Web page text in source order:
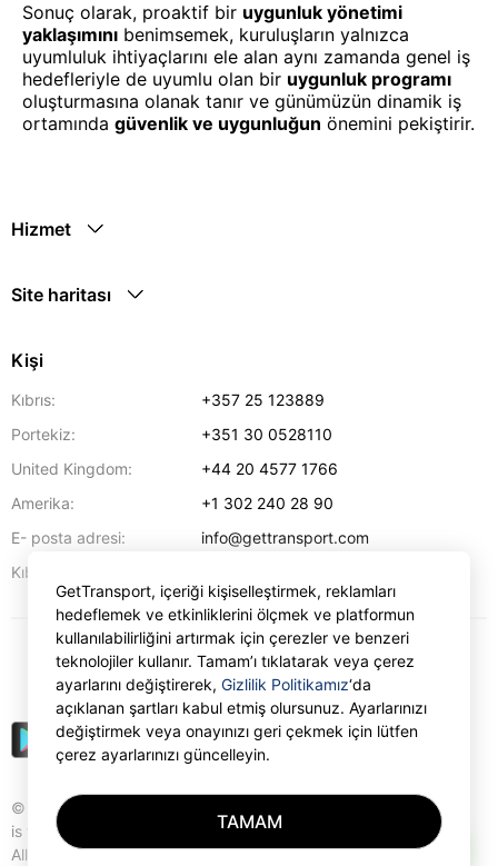
Sonuç olarak, proaktif bir uygunluk yönetimi
yaklaşımını benimsemek, kuruluşların yalnızca
uyumluluk ihtiyaçlarını ele alan aynı zamanda genel iş
hedefleriyle de uyumlu olan bir uygunluk programı
oluşturmasına olanak tanır ve günümüzün dinamik iş
ortamında güvenlik ve uygunluğun önemini pekiştirir.
Hizmet
Site haritası
Kişi
Kıbrıs:
+357 25 123889
Portekiz:
+351 30 0528110
United Kingdom:
+44 20 4577 1766
Amerika:
+1 302 240 28 90
E- posta adresi:
info@gettransport.com
Kıbrıs:
© Gettransport International Limited. GetTransport®
is trademark of Gettransport International Limited.
All rights reserved.
TRY
GetTransport, içeriği kişiselleştirmek, reklamları
hedeflemek ve etkinliklerini ölçmek ve platformun
kullanılabilirliğini artırmak için çerezler ve benzeri
teknolojiler kullanır. Tamam’ı tıklatarak veya çerez
ayarlarını değiştirerek, Gizlilik Politikamız‘da
açıklanan şartları kabul etmiş olursunuz. Ayarlarınızı
değiştirmek veya onayınızı geri çekmek için lütfen
çerez ayarlarınızı güncelleyin.
TAMAM
AI